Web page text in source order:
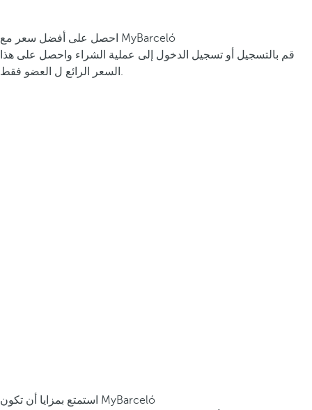
احصل على أفضل سعر مع MyBarceló
قم بالتسجيل أو تسجيل الدخول إلى عملية الشراء واحصل على هذا
السعر الرائع ل العضو فقط.
استمتع بمزايا أن تكون MyBarceló